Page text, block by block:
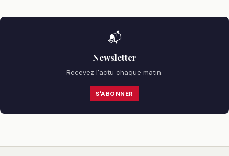
📬
Newsletter
Recevez l'actu chaque matin.
S'ABONNER